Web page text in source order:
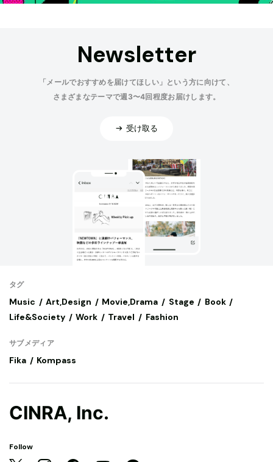
Newsletter
「メールでおすすめを届けてほしい」という方に向けて、
さまざまなテーマで週3〜4回程度お届けします。
受け取る
タグ
Music Art,Design Movie,Drama Stage
Book
Life&Society
Work Travel Fashion
サブメディア
Fika Kompass
CINRA, Inc.
Follow